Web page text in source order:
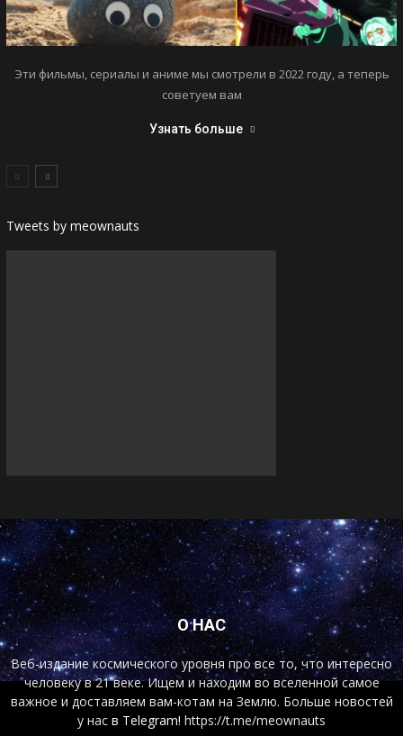
Эти фильмы, сериалы и аниме мы смотрели в 2022 году, а теперь
советуем вам
Узнать больше
Tweets by meownauts
О НАС
Веб-издание космического уровня про все то, что интересно
человеку в 21 веке. Ищем и находим во вселенной самое
важное и доставляем вам-котам на Землю. Больше новостей
у нас в Telegram! https://t.me/meownauts